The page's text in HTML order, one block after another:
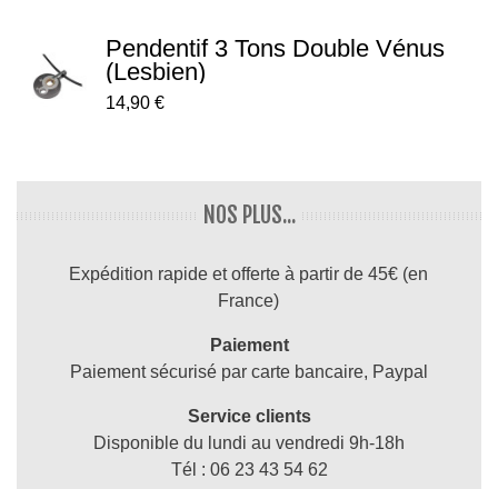
Pendentif 3 Tons Double Vénus
(lesbien)
14,90 €
NOS PLUS...
Expédition rapide et offerte à partir de 45€ (en
France)
Paiement
Paiement sécurisé par carte bancaire, Paypal
Service clients
Disponible du lundi au vendredi 9h-18h
Tél : 06 23 43 54 62